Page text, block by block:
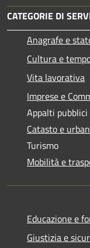
CATEGORIE DI
Anagrafe e
Cultura e
Vita lavorativa
Imprese e
Appalti pubblici
Catasto e
Turismo
Mobilità e
Educazione e
Giustizia e